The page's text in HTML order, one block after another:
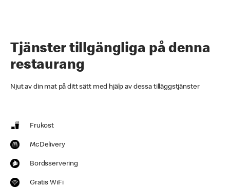
Tjänster tillgängliga på denna
restaurang
Njut av din mat på ditt sätt med hjälp av dessa tilläggstjänster
Frukost
McDelivery
Bordsservering
Gratis WiFi